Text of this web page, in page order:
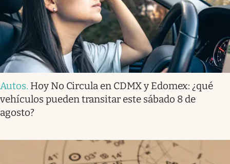
Autos. Hoy No Circula en CDMX y Edomex: ¿qué
vehículos pueden transitar este sábado 8 de
agosto?